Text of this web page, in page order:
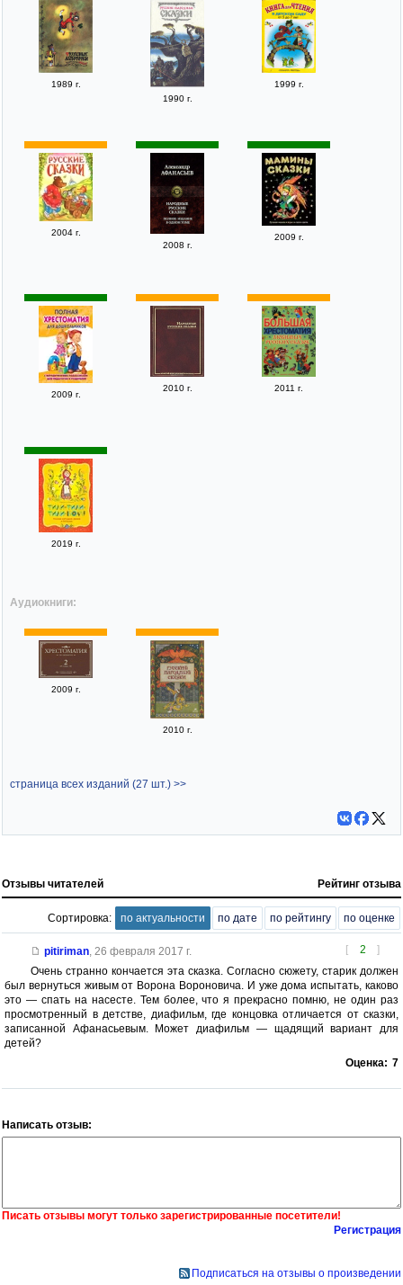
1989 г.
1990 г.
1999 г.
2004 г.
2008 г.
2009 г.
2009 г.
2010 г. 2011 г.
2019 г.
Аудиокниги:
2009 г.
2010 г.
страница всех изданий (27 шт.) >>
Отзывы читателей Рейтинг отзыва
Сортировка: по актуальности по дате по рейтингу по оценке
[ 2 ]
pitiriman, 26 февраля 2017 г.
Очень странно кончается эта сказка. Согласно сюжету, старик должен
был вернуться живым от Ворона Вороновича. И уже дома испытать, каково
это — спать на насесте. Тем более, что я прекрасно помню, не один раз
просмотренный в детстве, диафильм, где концовка отличается от сказки,
записанной Афанасьевым. Может диафильм — щадящий вариант для
детей?
Оценка: 7
Написать отзыв:
Писать отзывы могут только зарегистрированные посетители!
Регистрация
Подписаться на отзывы о произведении